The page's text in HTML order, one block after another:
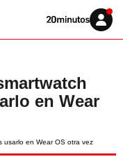
Volver
Iniciar
sesión
en Wear